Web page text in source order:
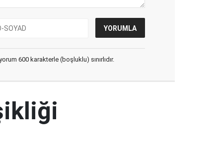
600 karakterle (boşluklu) sınırlıdır.